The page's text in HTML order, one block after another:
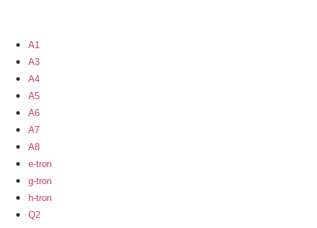
A1
A3
A4
A5
A6
A7
A8
e-tron
g-tron
h-tron
Q2